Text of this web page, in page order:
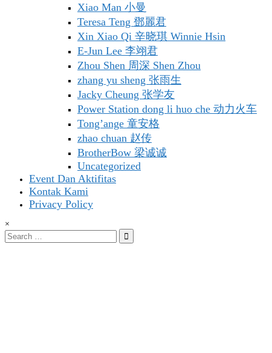
Xiao Man 小曼
Teresa Teng 鄧麗君
Xin Xiao Qi 辛晓琪 Winnie Hsin
E-Jun Lee 李翊君
Zhou Shen 周深 Shen Zhou
zhang yu sheng 张雨生
Jacky Cheung 张学友
Power Station dong li huo che 动力火车
Tong’ange 童安格
zhao chuan 赵传
BrotherBow 梁诚诚
Uncategorized
Event Dan Aktifitas
Kontak Kami
Privacy Policy
×
Search
for: